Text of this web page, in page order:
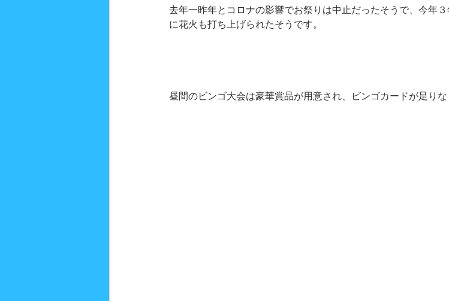
去年一昨年とコロナの影響でお祭りは中止だったそうで、今年
に花火も打ち上げられたそうです。
昼間のビンゴ大会は豪華賞品が用意され、ビンゴカードが足りな